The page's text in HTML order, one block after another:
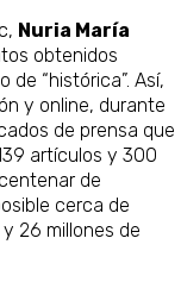
Nuria María
obtenidos
“histórica”. Así,
y online, durante
de prensa que
artículos y 300
de
cerca de
26 millones de